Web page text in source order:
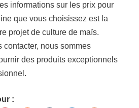
informations sur les prix pour
que vous choisissez est la
projet de culture de maïs.
contacter, nous sommes
des produits exceptionnels
: